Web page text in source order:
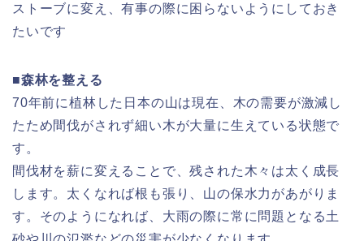
ストーブに変え、有事の際に困らないようにしておき
たいです
■森林を整える
70年前に植林した日本の山は現在、木の需要が激減し
たため間伐がされず細い木が大量に生えている状態で
す。
間伐材を薪に変えることで、残された木々は太く成長
します。太くなれば根も張り、山の保水力があがりま
す。そのようになれば、大雨の際に常に問題となる土